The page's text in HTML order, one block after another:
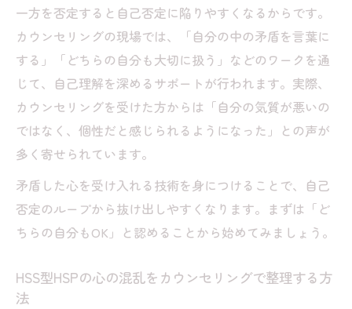
一方を否定すると自己否定に陥りやすくなるからです。
カウンセリングの現場では、「自分の中の矛盾を言葉に
する」「どちらの自分も大切に扱う」などのワークを通
じて、自己理解を深めるサポートが行われます。実際、
カウンセリングを受けた方からは「自分の気質が悪いの
ではなく、個性だと感じられるようになった」との声が
多く寄せられています。
矛盾した心を受け入れる技術を身につけることで、自己
否定のループから抜け出しやすくなります。まずは「ど
ちらの自分もOK」と認めることから始めてみましょう。
HSS型HSPの心の混乱をカウンセリングで整理する方
法